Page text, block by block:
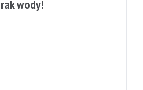
wody!